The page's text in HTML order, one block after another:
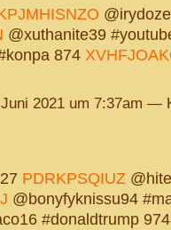
@xuthanite39
874
2021 um 7:37am —
PDRKPSQIUZ
@bonyfyknissu94
#donaldtrump